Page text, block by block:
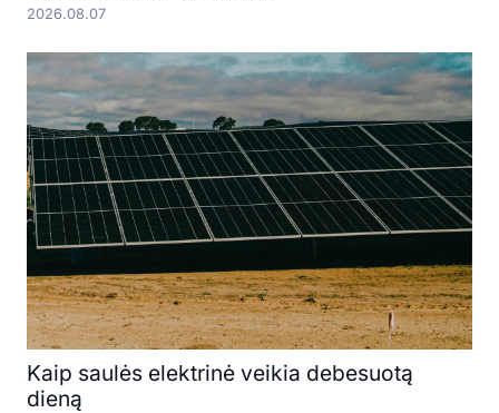
2026.08.07
Kaip saulės elektrinė veikia debesuotą
dieną